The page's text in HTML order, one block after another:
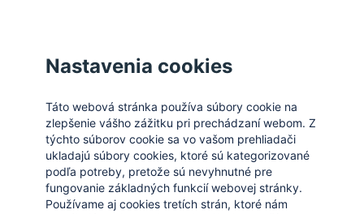
Nastavenia cookies
Táto webová stránka používa súbory cookie na
zlepšenie vášho zážitku pri prechádzaní webom. Z
týchto súborov cookie sa vo vašom prehliadači
ukladajú súbory cookies, ktoré sú kategorizované
podľa potreby, pretože sú nevyhnutné pre
fungovanie základných funkcií webovej stránky.
Používame aj cookies tretích strán, ktoré nám